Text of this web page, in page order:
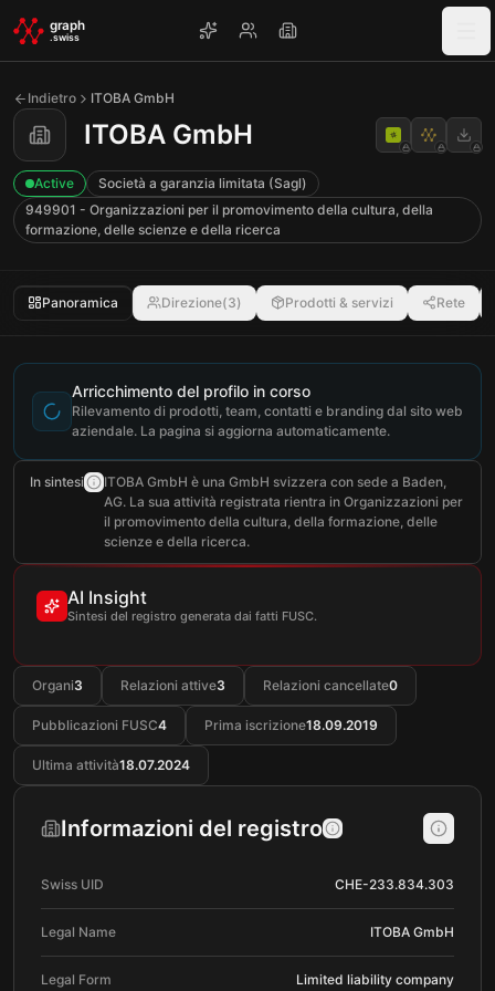
Skip to main content
graph
.swiss
Indietro ITOBA GmbH
ITOBA GmbH
Active
Società a garanzia limitata (Sagl)
949901 - Organizzazioni per il promovimento della cultura, della
formazione, delle scienze e della ricerca
Panoramica Direzione(3) Prodotti & servizi Rete
Arricchimento del profilo in corso
Rilevamento di prodotti, team, contatti e branding dal sito web
aziendale. La pagina si aggiorna automaticamente.
In sintesi
ITOBA GmbH è una GmbH svizzera con sede a Baden,
AG. La sua attività registrata rientra in Organizzazioni per
il promovimento della cultura, della formazione, delle
scienze e della ricerca.
AI Insight
Sintesi del registro generata dai fatti FUSC.
Organi3 Relazioni attive3 Relazioni cancellate0
Pubblicazioni FUSC4 Prima iscrizione18.09.2019
Ultima attività18.07.2024
Informazioni del registro
Swiss UID CHE-233.834.303
Legal Name ITOBA GmbH
Legal Form Limited liability company